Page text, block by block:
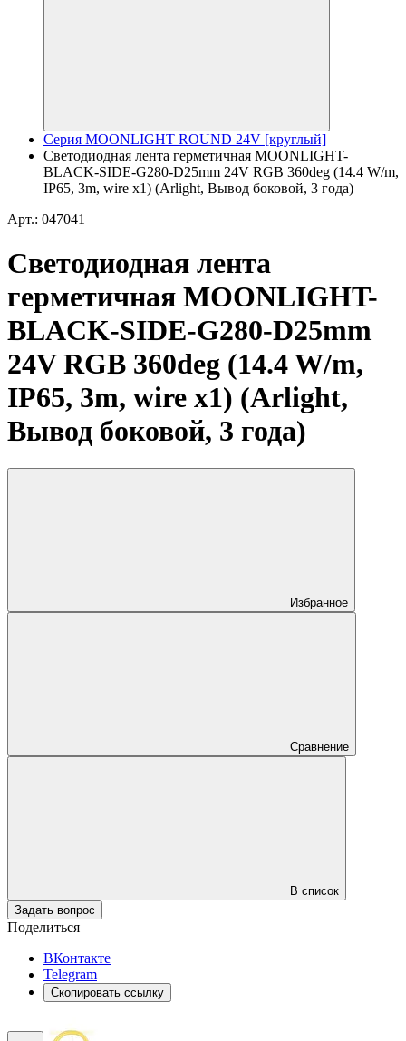
Серия MOONLIGHT ROUND 24V [круглый]
Светодиодная лента герметичная MOONLIGHT-
BLACK-SIDE-G280-D25mm 24V RGB 360deg (14.4 W/m,
IP65, 3m, wire x1) (Arlight, Вывод боковой, 3 года)
Арт.: 047041
Светодиодная лента
герметичная MOONLIGHT-
BLACK-SIDE-G280-D25mm
24V RGB 360deg (14.4 W/m,
IP65, 3m, wire x1) (Arlight,
Вывод боковой, 3 года)
Избранное
Сравнение
В список
Задать вопрос
Поделиться
ВКонтакте
Telegram
Скопировать ссылку